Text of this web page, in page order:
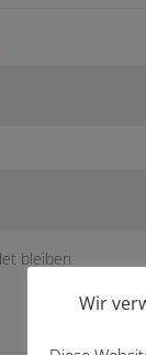
bleiben
Wir